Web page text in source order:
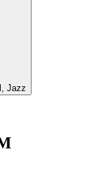
Jazz